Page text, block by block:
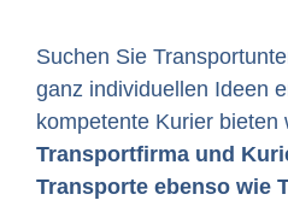
Suchen Sie
ganz individuellen Ideen
kompetente Kurier bieten
Transportfirma und
Transporte ebenso wie